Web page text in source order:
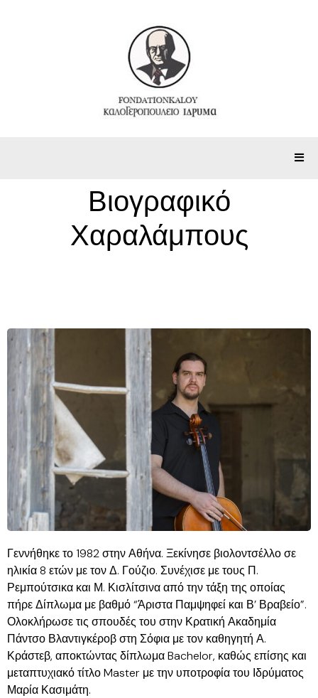
Βιογραφικό
Χαραλάμπους
Γεννήθηκε το 1982 στην Αθήνα. Ξεκίνησε βιολοντσέλλο σε
ηλικία 8 ετών με τον Δ. Γούζιο. Συνέχισε με τους Π.
Ρεμπούτσικα και Μ. Κισλίτσινα από την τάξη της οποίας
πήρε Δίπλωμα με βαθμό “Άριστα Παμψηφεί και Β’ Βραβείο”.
Ολοκλήρωσε τις σπουδές του στην Κρατική Ακαδημία
Πάντσο Βλαντιγκέροβ στη Σόφια με τον καθηγητή Α.
Κράστεβ, αποκτώντας δίπλωμα Bachelor, καθώς επίσης και
μεταπτυχιακό τίτλο Master με την υποτροφία του Ιδρύματος
Μαρία Κασιμάτη.